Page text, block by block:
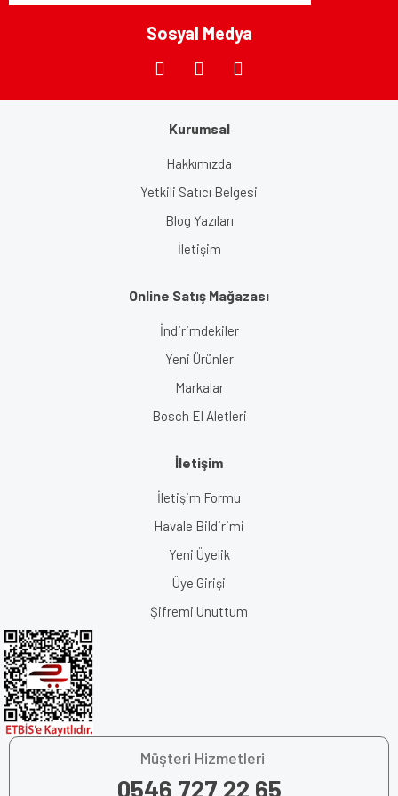
Sosyal Medya
Kurumsal
Hakkımızda
Yetkili Satıcı Belgesi
Blog Yazıları
İletişim
Online Satış Mağazası
İndirimdekiler
Yeni Ürünler
Markalar
Bosch El Aletleri
İletişim
İletişim Formu
Havale Bildirimi
Yeni Üyelik
Üye Girişi
Şifremi Unuttum
Müşteri Hizmetleri
0546 727 22 65